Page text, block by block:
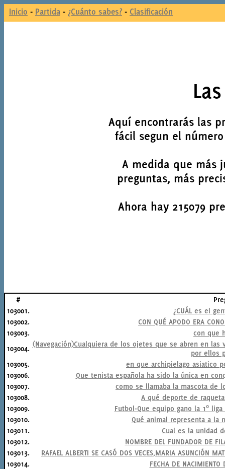
Inicio - Partida - ¿Cuánto sabes? - Clasificación
Aquí encontrarás las
fácil segun el
A medida que más
preguntas, más
Ahora hay 215079
#
103001.
¿CUÁL es el
103002.
CON QUÉ APODO ERA
103003.
con que
103004. (Navegación)Cualquiera de los ojetes que se abren en
por ellos
103005.
en que archipielago asiatico
103006.
Que tenista española ha sido la única en
103007.
como se llamaba la mascota de
103008.
A qué deporte de
103009.
Futbol-Que equipo gano la 1º
103010.
Qué animal representa a la
103011.
Cual es la unidad
103012.
NOMBRE DEL FUNDADOR DE
103013.
RAFAEL ALBERTI SE CASÓ DOS VECES,MARIA ASUNCIÓN
103014.
FECHA DE NACIMIENTO